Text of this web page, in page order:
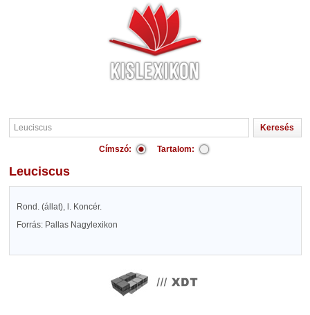
Címszó: Tartalom:
Leuciscus
Rond. (állat), l. Koncér.
Forrás: Pallas Nagylexikon